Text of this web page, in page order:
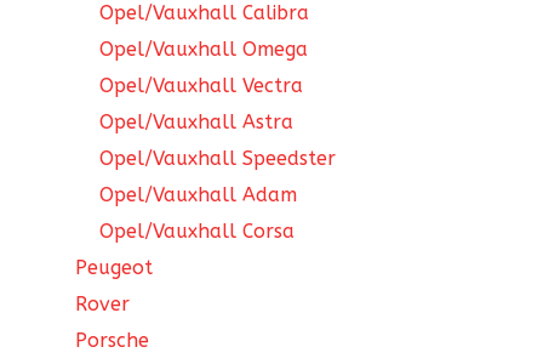
Opel/Vauxhall Calibra
Opel/Vauxhall Omega
Opel/Vauxhall Vectra
Opel/Vauxhall Astra
Opel/Vauxhall Speedster
Opel/Vauxhall Adam
Opel/Vauxhall Corsa
Peugeot
Rover
Porsche